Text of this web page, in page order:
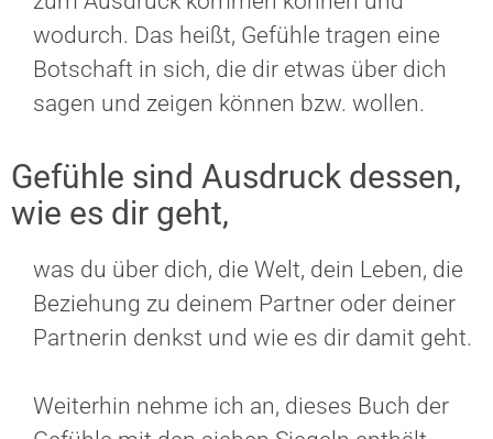
wodurch. Das heißt, Gefühle tragen eine
Botschaft in sich, die dir etwas über dich
sagen und zeigen können bzw. wollen.
Gefühle sind Ausdruck dessen,
wie es dir geht,
was du über dich, die Welt, dein Leben, die
Beziehung zu deinem Partner oder deiner
Partnerin denkst und wie es dir damit geht.
Weiterhin nehme ich an, dieses Buch der